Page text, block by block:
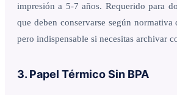
impresión a 5-7 años. Requerido para
que deben conservarse según normativa
pero indispensable si necesitas archivar
3. Papel Térmico Sin BPA